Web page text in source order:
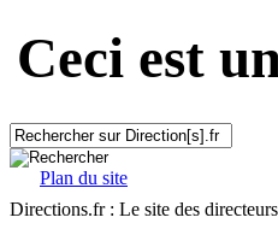
Ceci est
Plan du site
Directions.fr : Le site des